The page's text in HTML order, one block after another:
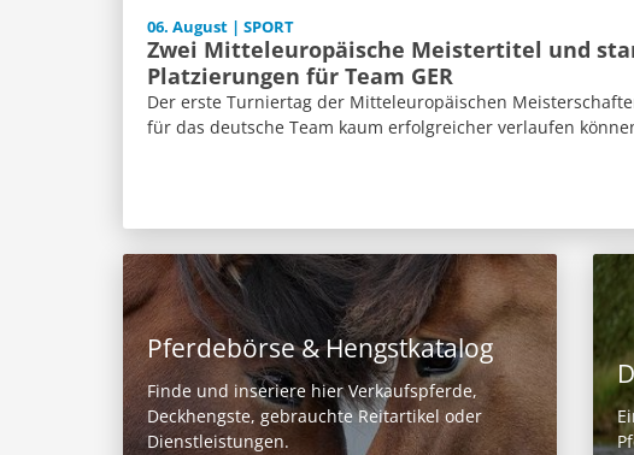
06. August | SPORT
Zwei Mitteleuropäische Meistertitel und
Platzierungen für Team GER
Der erste Turniertag der Mitteleuropäischen
für das deutsche Team kaum erfolgreicher verlaufen
Pferdebörse & Hengstkatalog
Finde und inseriere hier Verkaufspferde,
Deckhengste, gebrauchte Reitartikel oder
Dienstleistungen.